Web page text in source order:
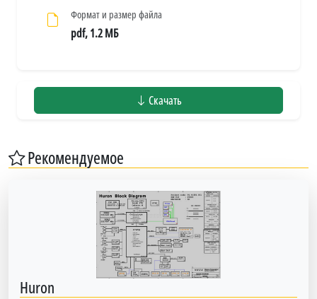
Формат и размер файла
pdf, 1.2 МБ
Скачать
Рекомендуемое
Huron